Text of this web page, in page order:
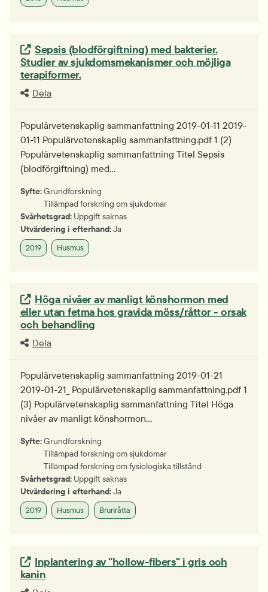
Extern länk.
Sepsis (blodförgiftning) med bakterier.
Studier av sjukdomsmekanismer och möjliga
terapiformer.
Dela
Populärvetenskaplig sammanfattning 2019-01-11 2019-
01-11 Populärvetenskaplig sammanfattning.pdf 1 (2)
Populärvetenskaplig sammanfattning Titel Sepsis
(blodförgiftning) med…
Syfte:Grundforskning
Tillämpad forskning om sjukdomar
Svårhetsgrad: Uppgift saknas
Utvärdering i efterhand:Ja
2019 Husmus
Extern länk.
Höga nivåer av manligt könshormon med
eller utan fetma hos gravida möss/råttor - orsak
och behandling
Dela
Populärvetenskaplig sammanfattning 2019-01-21
2019-01-21_ Populärvetenskaplig sammanfattning.pdf 1
(3) Populärvetenskaplig sammanfattning Titel Höga
nivåer av manligt könshormon…
Syfte:Grundforskning
Tillämpad forskning om sjukdomar
Tillämpad forskning om fysiologiska tillstånd
Svårhetsgrad: Uppgift saknas
Utvärdering i efterhand:Ja
2019 Husmus Brunråtta
Extern länk.
Inplantering av "hollow-fibers" i gris och
kanin